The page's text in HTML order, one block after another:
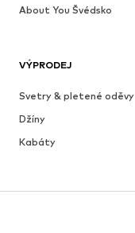
VÝPRODEJ
Svetry & pletené oděvy
Džíny
Kabáty
Sukně
About You Švédsko